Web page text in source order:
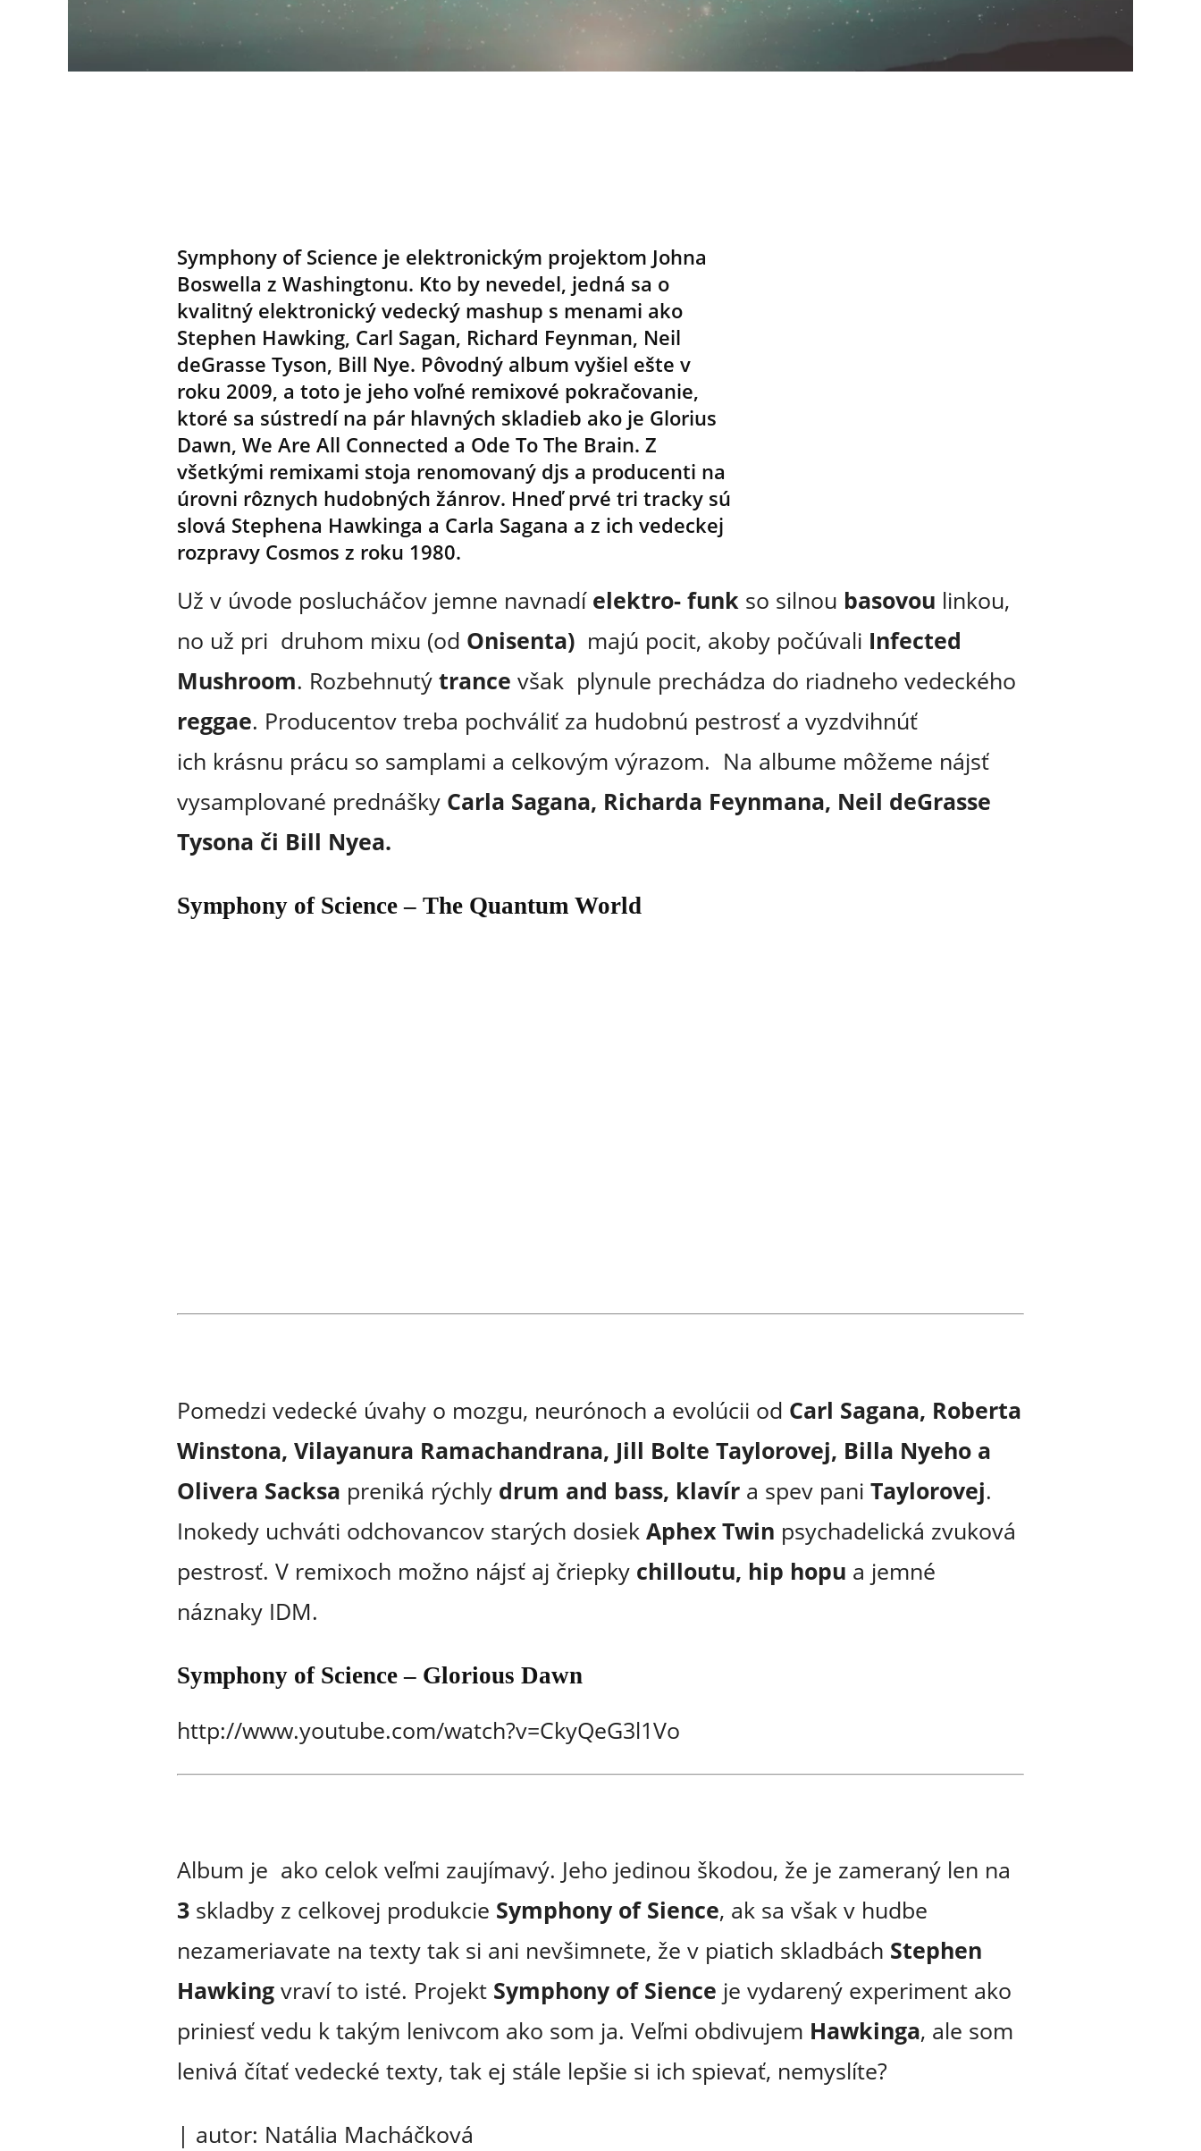
Symphony of Science je elektronickým projektom Johna
Boswella z Washingtonu. Kto by nevedel, jedná sa o
kvalitný elektronický vedecký mashup s menami ako
Stephen Hawking, Carl Sagan, Richard Feynman, Neil
deGrasse Tyson, Bill Nye. Pôvodný album vyšiel ešte v
roku 2009, a toto je jeho voľné remixové pokračovanie,
ktoré sa sústredí na pár hlavných skladieb ako je Glorius
Dawn, We Are All Connected a Ode To The Brain. Z
všetkými remixami stoja renomovaný djs a producenti na
úrovni rôznych hudobných žánrov. Hneď prvé tri tracky sú
slová Stephena Hawkinga a Carla Sagana a z ich vedeckej
rozpravy Cosmos z roku 1980.
Už v úvode poslucháčov jemne navnadí elektro- funk so silnou basovou linkou,
no už pri druhom mixu (od Onisenta) majú pocit, akoby počúvali Infected
Mushroom. Rozbehnutý trance však plynule prechádza do riadneho vedeckého
reggae. Producentov treba pochváliť za hudobnú pestrosť a vyzdvihnúť
ich krásnu prácu so samplami a celkovým výrazom. Na albume môžeme nájsť
vysamplované prednášky Carla Sagana, Richarda Feynmana, Neil deGrasse
Tysona či Bill Nyea.
Symphony of Science – The Quantum World
Pomedzi vedecké úvahy o mozgu, neurónoch a evolúcii od Carl Sagana, Roberta
Winstona, Vilayanura Ramachandrana, Jill Bolte Taylorovej, Billa Nyeho a
Olivera Sacksa preniká rýchly drum and bass, klavír a spev pani Taylorovej.
Inokedy uchváti odchovancov starých dosiek Aphex Twin psychadelická zvuková
pestrosť. V remixoch možno nájsť aj čriepky chilloutu, hip hopu a jemné
náznaky IDM.
Symphony of Science – Glorious Dawn
http://www.youtube.com/watch?v=CkyQeG3l1Vo
Album je ako celok veľmi zaujímavý. Jeho jedinou škodou, že je zameraný len na
3 skladby z celkovej produkcie Symphony of Sience, ak sa však v hudbe
nezameriavate na texty tak si ani nevšimnete, že v piatich skladbách Stephen
Hawking vraví to isté. Projekt Symphony of Sience je vydarený experiment ako
priniesť vedu k takým lenivcom ako som ja. Veľmi obdivujem Hawkinga, ale som
lenivá čítať vedecké texty, tak ej stále lepšie si ich spievať, nemyslíte?
| autor: Natália Macháčková